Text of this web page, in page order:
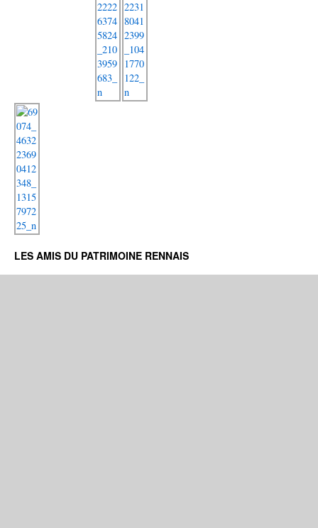
LES AMIS DU PATRIMOINE RENNAIS